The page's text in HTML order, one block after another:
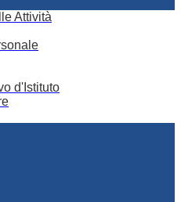
Attività
d'Istituto